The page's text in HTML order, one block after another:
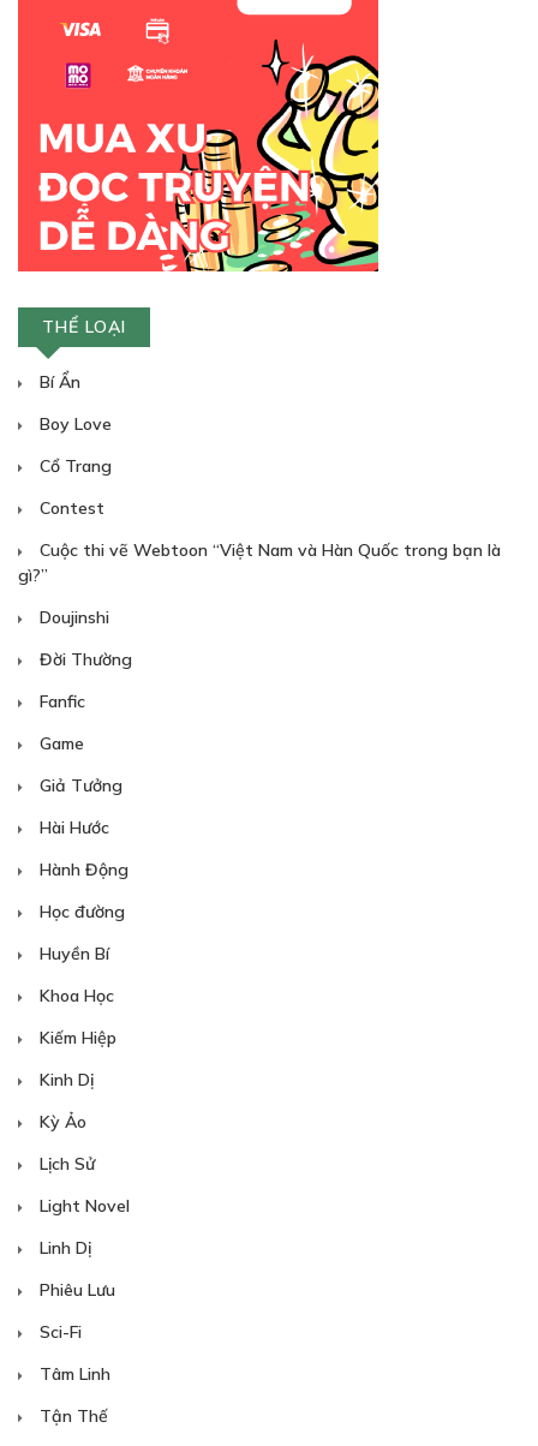
THỂ LOẠI
Bí Ẩn
Boy Love
Cổ Trang
Contest
Cuộc thi vẽ Webtoon “Việt Nam và Hàn Quốc trong bạn là
gì?”
Doujinshi
Đời Thường
Fanfic
Game
Giả Tưởng
Hài Hước
Hành Động
Học đường
Huyền Bí
Khoa Học
Kiếm Hiệp
Kinh Dị
Kỳ Ảo
Lịch Sử
Light Novel
Linh Dị
Phiêu Lưu
Sci-Fi
Tâm Linh
Tận Thế